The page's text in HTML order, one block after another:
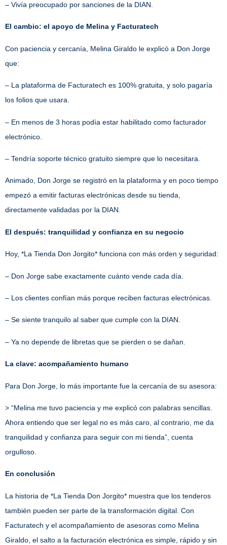
– Vivía preocupado por sanciones de la DIAN.
El cambio: el apoyo de Melina y Facturatech
Con paciencia y cercanía, Melina Giraldo le explicó a Don Jorge
que:
– La plataforma de Facturatech es 100% gratuita, y solo pagaría
los folios que usara.
– En menos de 3 horas podía estar habilitado como facturador
electrónico.
– Tendría soporte técnico gratuito siempre que lo necesitara.
Animado, Don Jorge se registró en la plataforma y en poco tiempo
empezó a emitir facturas electrónicas desde su tienda,
directamente validadas por la DIAN.
El después: tranquilidad y confianza en su negocio
Hoy, *La Tienda Don Jorgito* funciona con más orden y seguridad:
– Don Jorge sabe exactamente cuánto vende cada día.
– Los clientes confían más porque reciben facturas electrónicas.
– Se siente tranquilo al saber que cumple con la DIAN.
– Ya no depende de libretas que se pierden o se dañan.
La clave: acompañamiento humano
Para Don Jorge, lo más importante fue la cercanía de su asesora:
> “Melina me tuvo paciencia y me explicó con palabras sencillas.
Ahora entiendo que ser legal no es más caro, al contrario, me da
tranquilidad y confianza para seguir con mi tienda”, cuenta
orgulloso.
En conclusión
La historia de *La Tienda Don Jorgito* muestra que los tenderos
también pueden ser parte de la transformación digital. Con
Facturatech y el acompañamiento de asesoras como Melina
Giraldo, el salto a la facturación electrónica es simple, rápido y sin